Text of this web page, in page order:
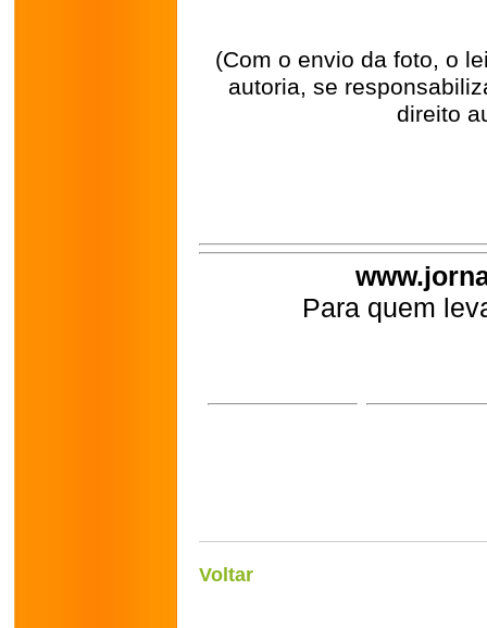
(Com o envio da foto, o
autoria, se
direito
Para quem
Voltar